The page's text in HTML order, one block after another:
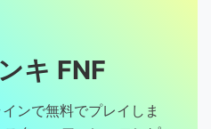
キ FNF
ンで無料でプレイしま